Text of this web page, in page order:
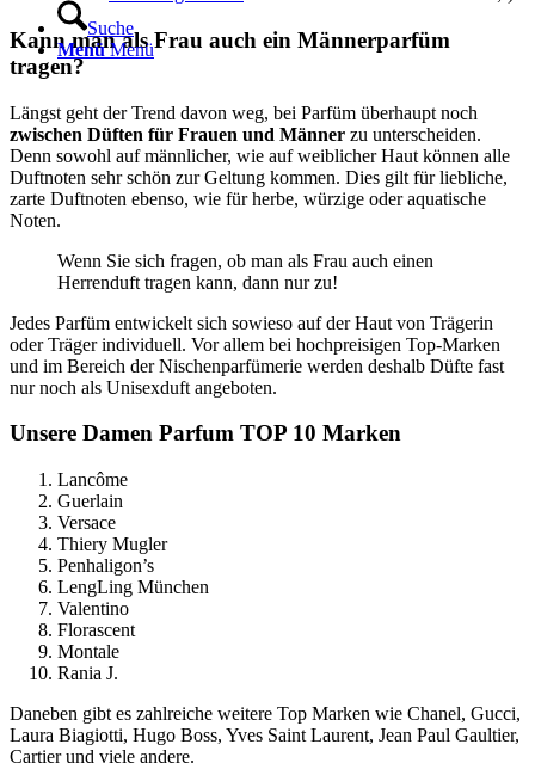
Suche
Menü Menü
Kann man als Frau auch ein Männerparfüm
tragen?
Längst geht der Trend davon weg, bei Parfüm überhaupt noch
zwischen Düften für Frauen und Männer zu unterscheiden.
Denn sowohl auf männlicher, wie auf weiblicher Haut können alle
Duftnoten sehr schön zur Geltung kommen. Dies gilt für liebliche,
zarte Duftnoten ebenso, wie für herbe, würzige oder aquatische
Noten.
Wenn Sie sich fragen, ob man als Frau auch einen
Herrenduft tragen kann, dann nur zu!
Jedes Parfüm entwickelt sich sowieso auf der Haut von Trägerin
oder Träger individuell. Vor allem bei hochpreisigen Top-Marken
und im Bereich der Nischenparfümerie werden deshalb Düfte fast
nur noch als Unisexduft angeboten.
Unsere Damen Parfum TOP 10 Marken
Lancôme
Guerlain
Versace
Thiery Mugler
Penhaligon’s
LengLing München
Valentino
Florascent
Montale
Rania J.
Daneben gibt es zahlreiche weitere Top Marken wie Chanel, Gucci,
Laura Biagiotti, Hugo Boss, Yves Saint Laurent, Jean Paul Gaultier,
Cartier und viele andere.